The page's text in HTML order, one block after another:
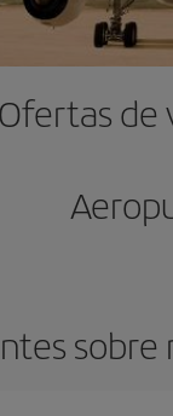
Ofertas de
sobre